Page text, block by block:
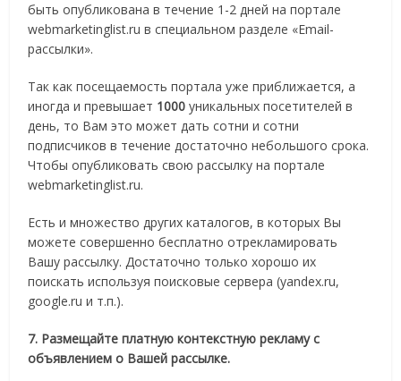
быть опубликована в течение 1-2 дней на портале
webmarketinglist.ru в специальном разделе «Email-
рассылки».
Так как посещаемость портала уже приближается, а
иногда и превышает 1000уникальных посетителей в
день, то Вам это может дать сотни и сотни
подписчиков в течение достаточно небольшого срока.
Чтобы опубликовать свою рассылку на портале
webmarketinglist.ru.
Есть и множество других каталогов, в которых Вы
можете совершенно бесплатно отрекламировать
Вашу рассылку. Достаточно только хорошо их
поискать используя поисковые сервера (yandex.ru,
google.ru и т.п.).
7. Размещайте платную контекстную рекламу с
объявлением о Вашей рассылке.